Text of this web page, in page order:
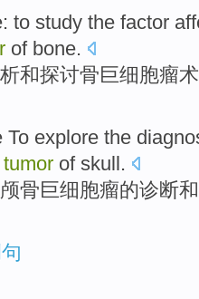
: to study the factor
of bone.
和探讨骨巨细胞瘤
To explore the
tumor of skull.
颅骨巨细胞瘤的诊断和